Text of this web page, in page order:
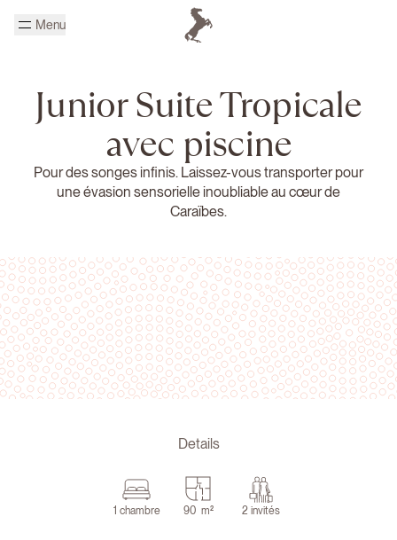
Menu
Junior Suite Tropicale
avec piscine
Pour des songes infinis. Laissez-vous transporter pour
une évasion sensorielle inoubliable au cœur de
Caraïbes.
Details
1 chambre 90 m² 2 invités